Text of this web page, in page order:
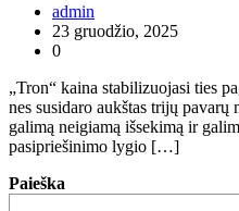
admin
23 gruodžio, 2025
0
„Tron“ kaina stabilizuojasi ties
nes susidaro aukštas trijų
galimą neigiamą išsekimą ir
pasipriešinimo lygio […]
Paieška